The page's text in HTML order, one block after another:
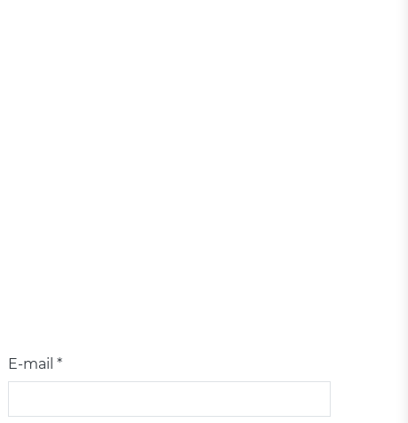
E-mail *